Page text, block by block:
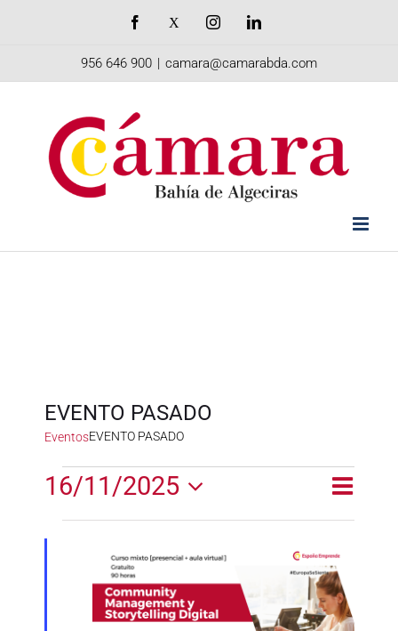
Facebook InstagramLinkedIn
956 646 900 | camara@camarabda.com
EVENTO PASADO
EventosEVENTO PASADO
Eventos
en
noviembre
2025
vistas
de
Día
16/11/2025
Selecciona
la
fecha.